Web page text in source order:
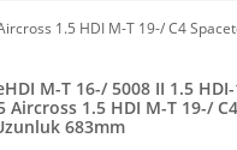
1.5 HDI M-T 19-/ C4
M-T 16-/ 5008 II 1.5
Aircross 1.5 HDI M-T 19-/
683mm